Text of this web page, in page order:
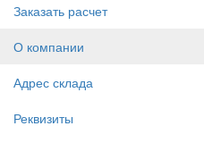
Заказать расчет
О компании
Адрес склада
Реквизиты